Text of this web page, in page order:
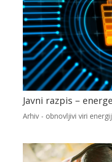
Javni razpis –
Arhiv - obnovljivi viri